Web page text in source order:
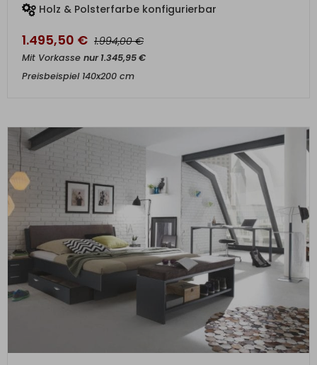
Holz & Polsterfarbe konfigurierbar
1.495,50 € 1.994,00€
Mit Vorkasse nur1.345,95€
Preisbeispiel 140x200 cm